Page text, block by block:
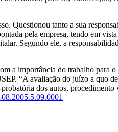
Questionou tanto a sua
pela empresa, tendo em
Segundo ele, a
a importância do trabalho para
“A avaliação do juízo a quo
dos autos,